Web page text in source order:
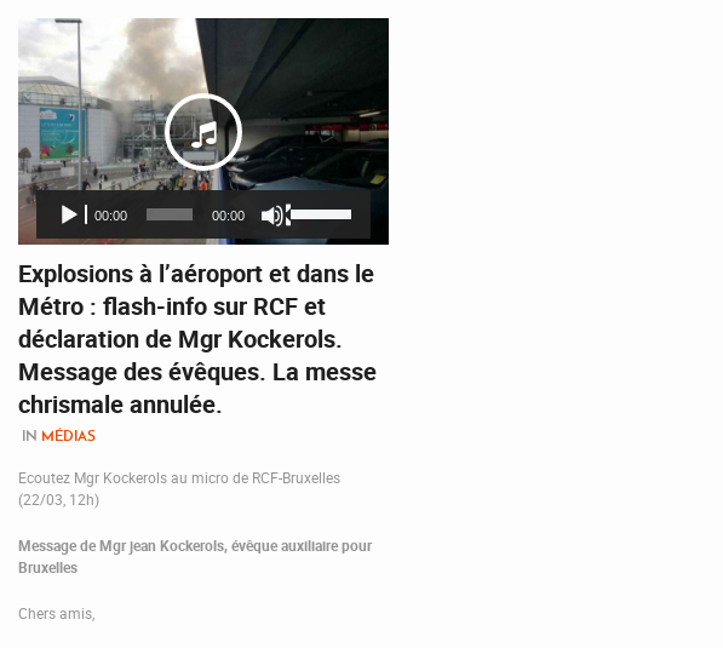
Lecteur
audio
00:00 00:00
Utilisez
les
flèches
haut/bas
augmenter
ou
le
Explosions à l’aéroport et dans le
Métro : flash-info sur RCF et
déclaration de Mgr Kockerols.
Message des évêques. La messe
chrismale annulée.
IN MÉDIAS
Ecoutez Mgr Kockerols au micro de RCF-Bruxelles
(22/03, 12h)
Message de Mgr jean Kockerols, évêque auxiliaire pour
Bruxelles
Chers amis,